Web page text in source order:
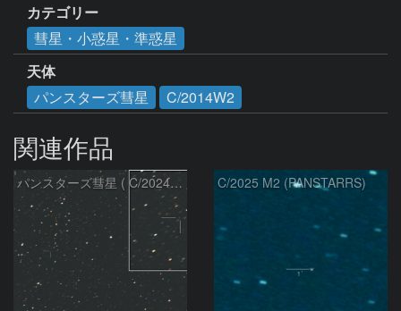
カテゴリー
彗星・小惑星・準惑星
天体
パンスターズ彗星
C/2014W2
関連作品
パンスターズ彗星 ( C/2024R4 )：2026/07/27 C/2025 M2 (PANSTARRS)